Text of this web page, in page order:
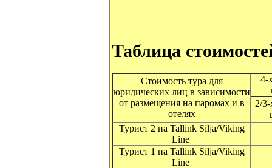
Таблица
Стоимость тура для
юридических лиц в зависимости
от размещения на паромах и в
отелях
4-
2/
Турист 2 на Tallink Silja/Viking
Line
Турист 1 на Tallink Silja/Viking
Line